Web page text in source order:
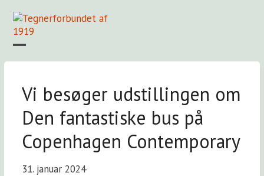
content
Vi besøger udstillingen om
Den fantastiske bus på
Copenhagen Contemporary
31. januar 2024